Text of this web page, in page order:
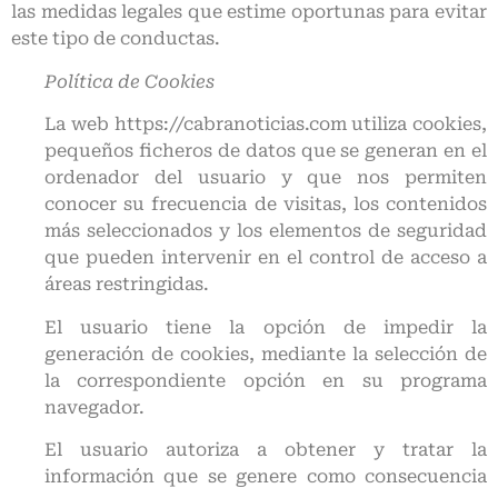
las medidas legales que estime oportunas para evitar
este tipo de conductas.
Política de Cookies
La web https://cabranoticias.com utiliza cookies,
pequeños ficheros de datos que se generan en el
ordenador del usuario y que nos permiten
conocer su frecuencia de visitas, los contenidos
más seleccionados y los elementos de seguridad
que pueden intervenir en el control de acceso a
áreas restringidas.
El usuario tiene la opción de impedir la
generación de cookies, mediante la selección de
la correspondiente opción en su programa
navegador.
El usuario autoriza a obtener y tratar la
información que se genere como consecuencia